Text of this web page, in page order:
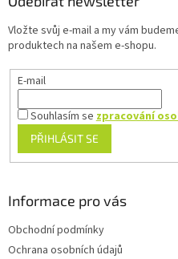
Vložte svůj e-mail a my vám
produktech na našem e-shopu.
E-mail
Souhlasím sezpracování
PŘIHLÁSIT SE
Informace pro vás
Obchodní podmínky
Ochrana osobních údajů